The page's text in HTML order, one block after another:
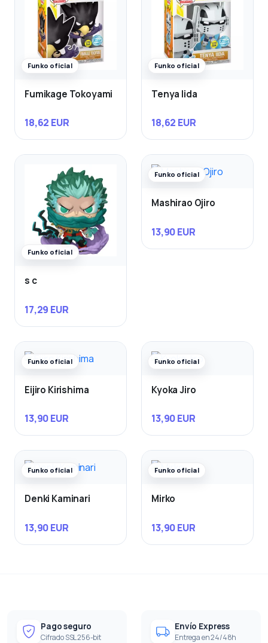
Funko oficial
Fumikage Tokoyami
18,62 EUR
Funko oficial
Tenya Iida
18,62 EUR
Funko oficial
s c
17,29 EUR
Funko oficial
Mashirao Ojiro
13,90 EUR
Funko oficial
Eijiro Kirishima
13,90 EUR
Funko oficial
Kyoka Jiro
13,90 EUR
Funko oficial
Denki Kaminari
13,90 EUR
Funko oficial
Mirko
13,90 EUR
Pago seguro
Cifrado SSL 256-bit
Envío Express
Entrega en 24/48h